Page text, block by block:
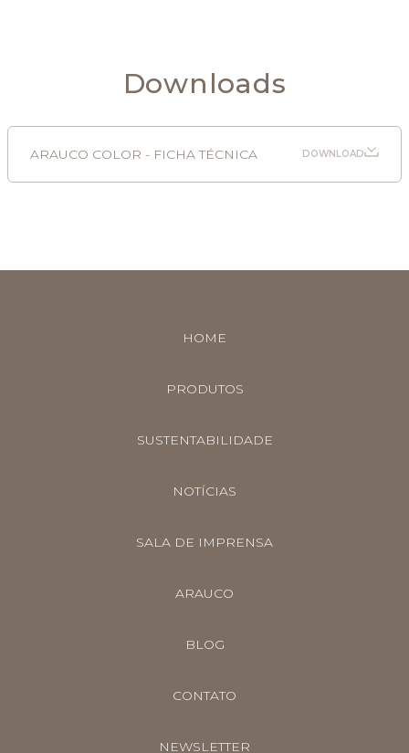
Downloads
ARAUCO COLOR - FICHA TÉCNICA DOWNLOAD
HOME
PRODUTOS
SUSTENTABILIDADE
NOTÍCIAS
SALA DE IMPRENSA
ARAUCO
BLOG
CONTATO
NEWSLETTER